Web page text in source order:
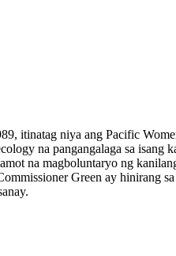
itinatag niya ang Pacific
na pangangalaga sa isang
na magboluntaryo ng
Green ay hinirang